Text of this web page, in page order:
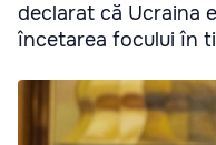
declarat că Ucraina
încetarea focului în